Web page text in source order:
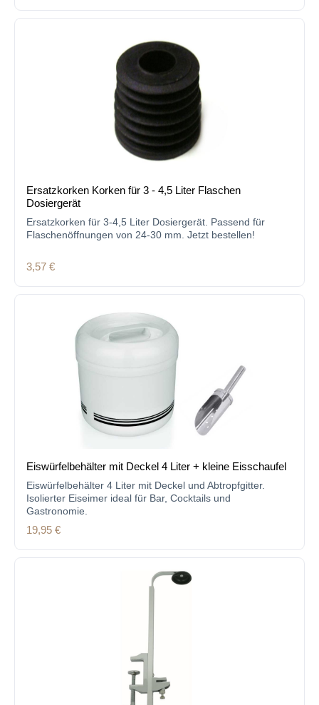
Ersatzkorken Korken für 3 - 4,5 Liter Flaschen
Dosiergerät
Ersatzkorken für 3-4,5 Liter Dosiergerät. Passend für
Flaschenöffnungen von 24-30 mm. Jetzt bestellen!
Regulärer Preis:
3,57 €
Eiswürfelbehälter mit Deckel 4 Liter + kleine Eisschaufel
Eiswürfelbehälter 4 Liter mit Deckel und Abtropfgitter.
Isolierter Eiseimer ideal für Bar, Cocktails und
Gastronomie.
Regulärer Preis:
19,95 €